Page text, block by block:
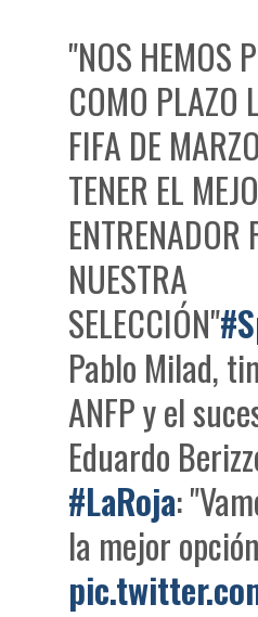
"NOS HEMOS
COMO PLAZO
FIFA DE
TENER EL
ENTRENADOR
NUESTRA
SELECCIÓN"
Pablo Milad,
ANFP y el
Eduardo
#LaRoja:
la mejor